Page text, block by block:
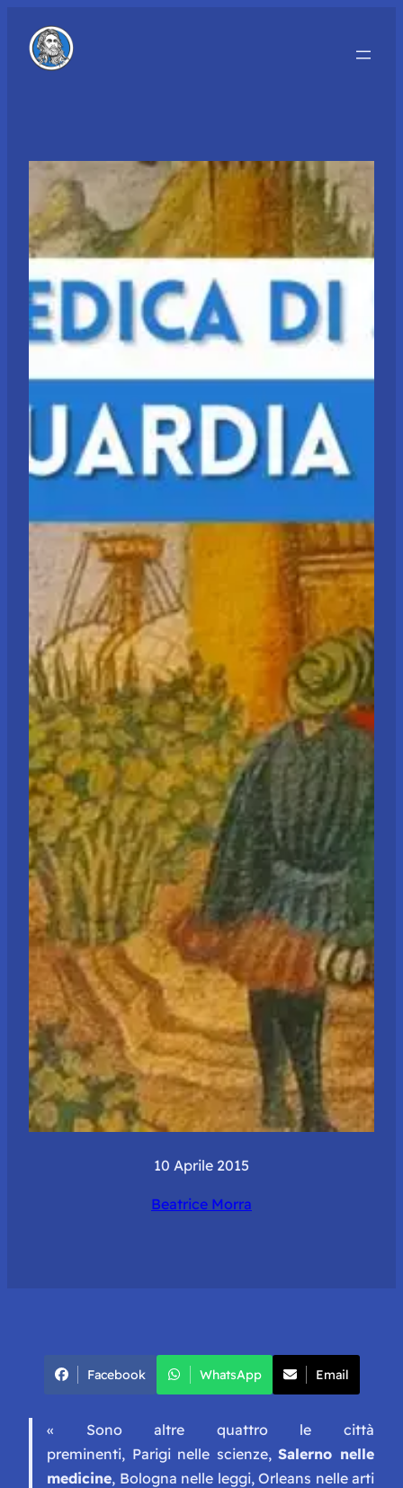
10 Aprile 2015
Beatrice Morra
Facebook WhatsApp Email
« Sono altre quattro le città
preminenti, Parigi nelle scienze,Salerno nelle
medicine, Bologna nelle leggi, Orleans nelle arti